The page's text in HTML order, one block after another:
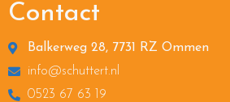
Contact
Balkerweg 28, 7731 RZ Ommen
info@schuttert.nl
0523 67 63 19